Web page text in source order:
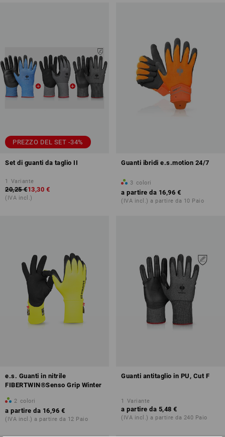
PREZZO DEL SET -34%
Set di guanti da taglio II
1 Variante
20,25 €13,30 €
(IVA incl.)
Guanti ibridi e.s.motion 24/7
3 colori
a partire da 16,96 €
(IVA incl.) a partire da 10 Paio
e.s. Guanti in nitrile
FIBERTWIN®Senso Grip Winter
2 colori
a partire da 16,96 €
(IVA incl.) a partire da 12 Paio
Guanti antitaglio in PU, Cut F
1 Variante
a partire da 5,48 €
(IVA incl.) a partire da 240 Paio